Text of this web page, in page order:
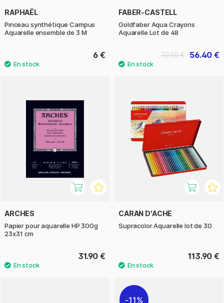
RAPHAËL
Pinceau synthétique Campus
Aquarelle ensemble de 3 M
6 €
FABER-CASTELL
Goldfaber Aqua Crayons
Aquarelle Lot de 48
56.40 €
70.50 €
ARCHES
Papier pour aquarelle HP 300g
23x31 cm
31.90 €
CARAN D'ACHE
Supracolor Aquarelle lot de 30
113.90 €
11%